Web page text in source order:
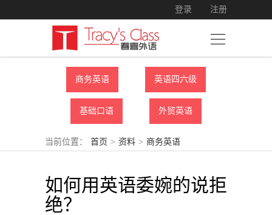
登录 注册
商务英语 英语四六级
基础口语 外贸英语
当前位置： 首页 > 资料 > 商务英语
如何用英语委婉的说拒
绝？